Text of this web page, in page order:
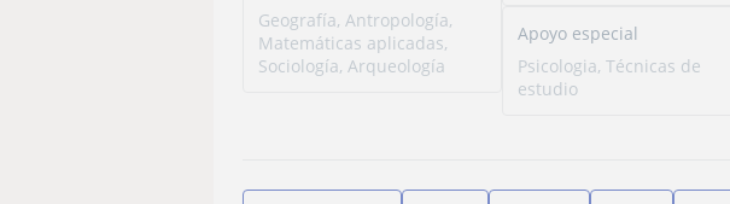
Geografía, Antropología,
Matemáticas aplicadas,
Sociología, Arqueología
Apoyo especial
Psicologia, Técnicas de
estudio